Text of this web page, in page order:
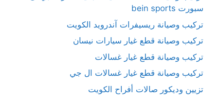
سبورت bein sports
تركيب وصيانة ريسيفرات آندرويد الكويت
تركيب وصيانة قطع غيار سيارات نيسان
تركيب وصيانة قطع غيار غسالات
تركيب وصيانة قطع غيار غسالات ال جي
تزيين وديكور صالات أفراح الكويت